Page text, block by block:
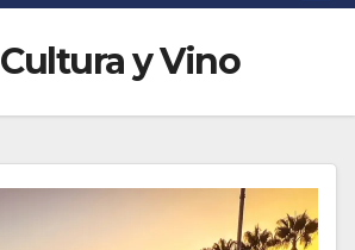
Cultura y Vino